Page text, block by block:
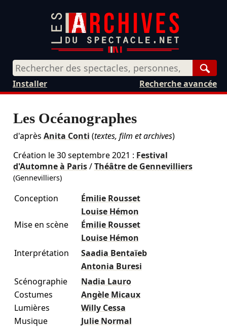
Recherche avancée
Installer
Les Océanographes
d'après Anita Conti (textes, film et archives)
Création le30 septembre 2021 : Festival
d'Automne à Paris/Théâtre de Gennevilliers
(Gennevilliers)
Conception
Émilie Rousset
Louise Hémon
Mise en scène
Émilie Rousset
Louise Hémon
Interprétation
Saadia Bentaïeb
Antonia Buresi
Scénographie
Nadia Lauro
Costumes
Angèle Micaux
Lumières
Willy Cessa
Musique
Julie Normal